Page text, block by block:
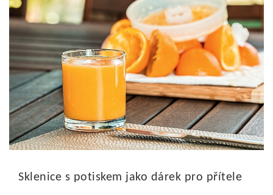
Sklenice s potiskem jako dárek pro přítele